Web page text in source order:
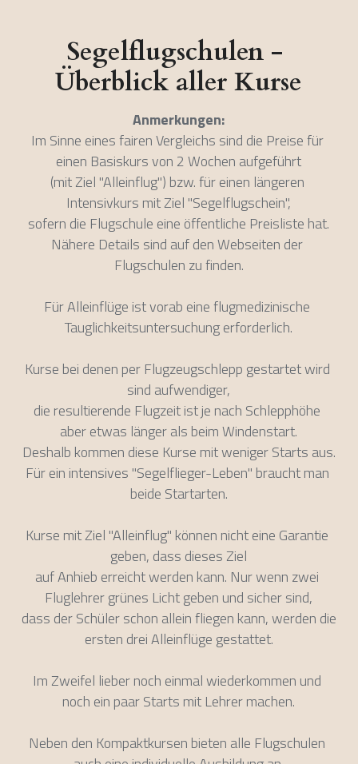
Segelflugschulen -
Überblick aller Kurse
Anmerkungen:
Im Sinne eines fairen Vergleichs sind die Preise für
einen Basiskurs von 2 Wochen aufgeführt
(mit Ziel "Alleinflug") bzw. für einen längeren
Intensivkurs mit Ziel "Segelflugschein",
sofern die Flugschule eine öffentliche Preisliste hat.
Nähere Details sind auf den Webseiten der
Flugschulen zu finden.
Für Alleinflüge ist vorab eine flugmedizinische
Tauglichkeitsuntersuchung erforderlich.
Kurse bei denen per Flugzeugschlepp gestartet wird
sind aufwendiger,
die resultierende Flugzeit ist je nach Schlepphöhe
aber etwas länger als beim Windenstart.
Deshalb kommen diese Kurse mit weniger Starts aus.
Für ein intensives "Segelflieger-Leben" braucht man
beide Startarten.
Kurse mit Ziel "Alleinflug" können nicht eine Garantie
geben, dass dieses Ziel
auf Anhieb erreicht werden kann. Nur wenn zwei
Fluglehrer grünes Licht geben und sicher sind,
dass der Schüler schon allein fliegen kann, werden die
ersten drei Alleinflüge gestattet.
Im Zweifel lieber noch einmal wiederkommen und
noch ein paar Starts mit Lehrer machen.
Neben den Kompaktkursen bieten alle Flugschulen